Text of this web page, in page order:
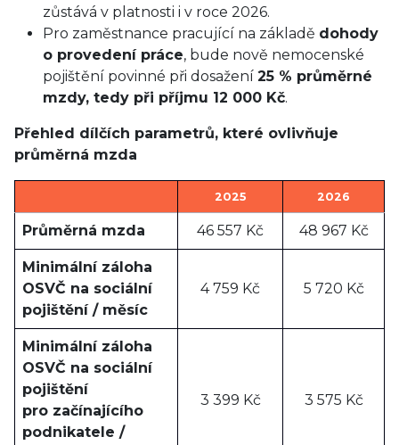
zůstává v platnosti i v roce 2026.
Pro zaměstnance pracující na základě dohody
o provedení práce, bude nově nemocenské
pojištění povinné při dosažení 25 % průměrné
mzdy, tedy při příjmu 12 000 Kč.
Přehled dílčích parametrů, které ovlivňuje
průměrná mzda
2025 2026
Průměrná mzda 46 557 Kč 48 967 Kč
Minimální záloha
OSVČ na sociální
pojištění / měsíc
4 759 Kč 5 720 Kč
Minimální záloha
OSVČ na sociální
pojištění
pro začínajícího
podnikatele /
3 399 Kč 3 575 Kč